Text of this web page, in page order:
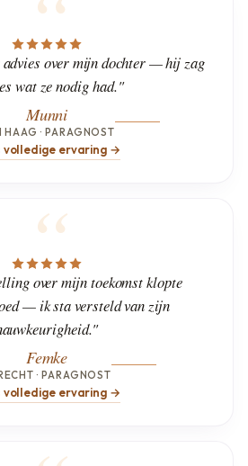
over mijn dochter — hij zag
wat ze nodig had."
Munni
HAAG · PARAGNOST
volledige ervaring →
over mijn toekomst klopte
— ik sta versteld van zijn
Femke
· PARAGNOST
volledige ervaring →